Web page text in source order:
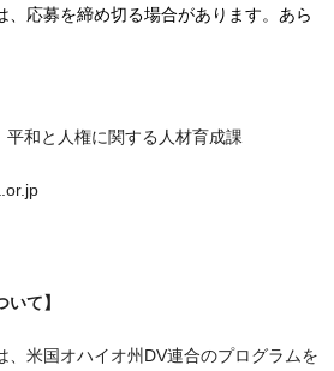
応募を締め切る場合があります。あら
和と人権に関する人材育成課
いて】
、米国オハイオ州DV連合のプログラムを